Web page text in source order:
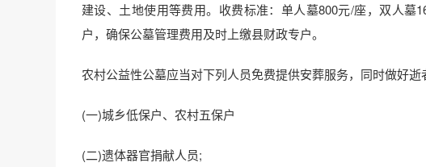
建设、土地使用等费用。收费标准：单人墓800元/座，双人
户，确保公墓管理费用及时上缴县财政专户。
农村公益性公墓应当对下列人员免费提供安葬服务，同时做好
(一)城乡低保户、农村五保户
(二)遗体器官捐献人员;